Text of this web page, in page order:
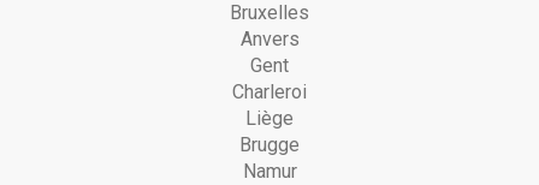
Bruxelles
Anvers
Gent
Charleroi
Liège
Brugge
Namur